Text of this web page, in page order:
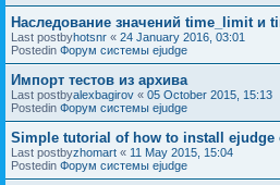
Наследование значений time_limit и
Last postbyhotsnr « 24 January 2016, 03:01
Postedin Форум системы ejudge
Импорт тестов из архива
Last postbyalexbagirov « 05 October 2015, 15:13
Postedin Форум системы ejudge
Simple tutorial of how to install ejudge
Last postbyzhomart « 11 May 2015, 15:04
Postedin Форум системы ejudge